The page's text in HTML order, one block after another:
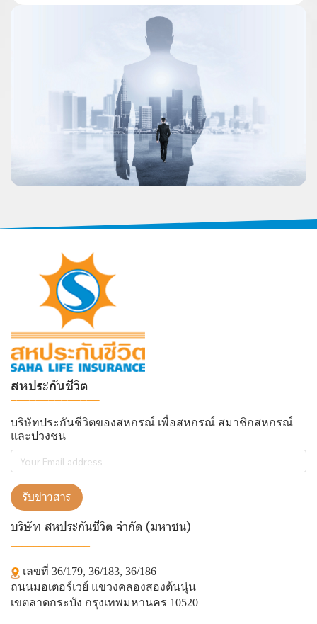
สหประกันชีวิต
บริษัทประกันชีวิตของสหกรณ์ เพื่อสหกรณ์ สมาชิกสหกรณ์
และปวงชน
รับข่าวสาร
บริษัท สหประกันชีวิต จำกัด (มหาชน)
เลขที่ 36/179, 36/183, 36/186
ถนนมอเตอร์เวย์ แขวงคลองสองต้นนุ่น
เขตลาดกระบัง กรุงเทพมหานคร 10520